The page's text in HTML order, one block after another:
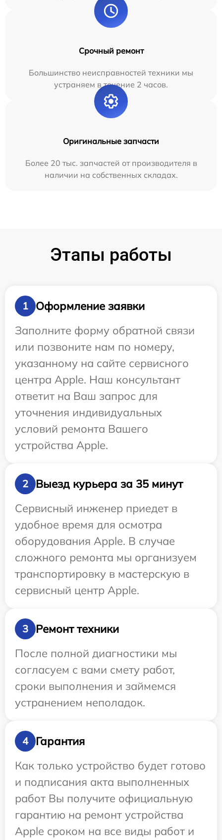
Срочный ремонт
Большинство неисправностей техники мы
устраняем в течение 2 часов.
Оригинальные запчасти
Более 20 тыс. запчастей от производителя в
наличии на собственных складах.
Этапы работы
1
Оформление заявки
Заполните форму обратной связи
или позвоните нам по номеру,
указанному на сайте сервисного
центра Apple. Наш консультант
ответит на Ваш запрос для
уточнения индивидуальных
условий ремонта Вашего
устройства Apple.
2
Выезд курьера за 35 минут
Сервисный инженер приедет в
удобное время для осмотра
оборудования Apple. В случае
сложного ремонта мы организуем
транспортировку в мастерскую в
сервисный центр Apple.
3
Ремонт техники
После полной диагностики мы
согласуем с вами смету работ,
сроки выполнения и займемся
устранением неполадок.
4
Гарантия
Как только устройство будет готово
и подписания акта выполненных
работ Вы получите официальную
гарантию на ремонт устройства
Apple сроком на все виды работ и